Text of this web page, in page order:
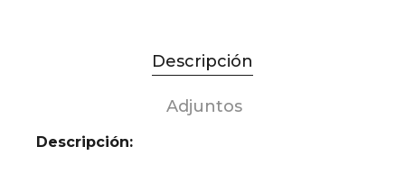
Descripción
Adjuntos
Descripción: